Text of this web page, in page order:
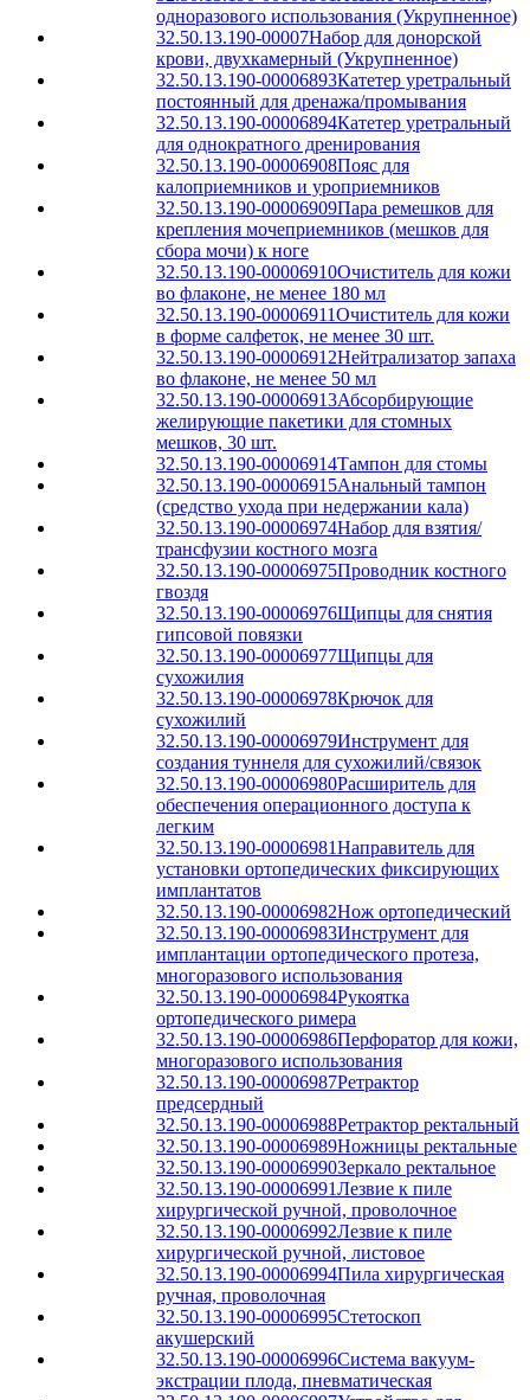
одноразового использования (Укрупненное)
32.50.13.190-00007Набор для донорской
крови, двухкамерный (Укрупненное)
32.50.13.190-00006893Катетер уретральный
постоянный для дренажа/промывания
32.50.13.190-00006894Катетер уретральный
для однократного дренирования
32.50.13.190-00006908Пояс для
калоприемников и уроприемников
32.50.13.190-00006909Пара ремешков для
крепления мочеприемников (мешков для
сбора мочи) к ноге
32.50.13.190-00006910Очиститель для кожи
во флаконе, не менее 180 мл
32.50.13.190-00006911Очиститель для кожи
в форме салфеток, не менее 30 шт.
32.50.13.190-00006912Нейтрализатор запаха
во флаконе, не менее 50 мл
32.50.13.190-00006913Абсорбирующие
желирующие пакетики для стомных
мешков, 30 шт.
32.50.13.190-00006914Тампон для стомы
32.50.13.190-00006915Анальный тампон
(средство ухода при недержании кала)
32.50.13.190-00006974Набор для взятия/
трансфузии костного мозга
32.50.13.190-00006975Проводник костного
гвоздя
32.50.13.190-00006976Щипцы для снятия
гипсовой повязки
32.50.13.190-00006977Щипцы для
сухожилия
32.50.13.190-00006978Крючок для
сухожилий
32.50.13.190-00006979Инструмент для
создания туннеля для сухожилий/связок
32.50.13.190-00006980Расширитель для
обеспечения операционного доступа к
легким
32.50.13.190-00006981Направитель для
установки ортопедических фиксирующих
имплантатов
32.50.13.190-00006982Нож ортопедический
32.50.13.190-00006983Инструмент для
имплантации ортопедического протеза,
многоразового использования
32.50.13.190-00006984Рукоятка
ортопедического римера
32.50.13.190-00006986Перфоратор для кожи,
многоразового использования
32.50.13.190-00006987Ретрактор
предсердный
32.50.13.190-00006988Ретрактор ректальный
32.50.13.190-00006989Ножницы ректальные
32.50.13.190-00006990Зеркало ректальное
32.50.13.190-00006991Лезвие к пиле
хирургической ручной, проволочное
32.50.13.190-00006992Лезвие к пиле
хирургической ручной, листовое
32.50.13.190-00006994Пила хирургическая
ручная, проволочная
32.50.13.190-00006995Стетоскоп
акушерский
32.50.13.190-00006996Система вакуум-
экстрации плода, пневматическая